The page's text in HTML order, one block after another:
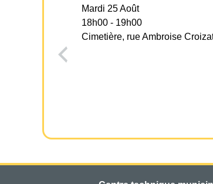
Mardi 25 Août
18h00 - 19h00
Cimetière, rue Ambroise